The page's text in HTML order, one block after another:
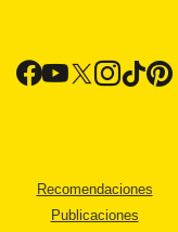
Recomendaciones
Publicaciones